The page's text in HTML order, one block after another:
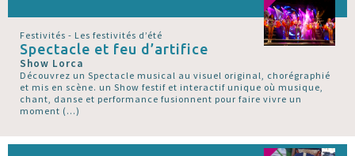
Festivités - Les festivités d’été
Spectacle et feu d’artifice
Show Lorca
Découvrez un Spectacle musical au visuel original, chorégraphié
et mis en scène. un Show festif et interactif unique où musique,
chant, danse et performance fusionnent pour faire vivre un
moment (…)